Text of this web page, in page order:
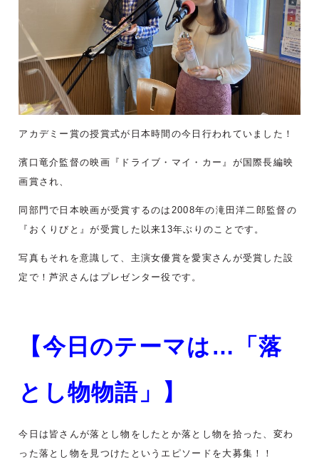
アカデミー賞の授賞式が日本時間の今日行われていました！
濱口竜介監督の映画『ドライブ・マイ・カー』が国際長編映
画賞され、
同部門で日本映画が受賞するのは2008年の滝田洋二郎監督の
『おくりびと』が受賞した以来13年ぶりのことです。
写真もそれを意識して、主演女優賞を愛実さんが受賞した設
定で！芦沢さんはプレゼンター役です。
【今日のテーマは…「落
とし物物語」】
今日は皆さんが落とし物をしたとか落とし物を拾った、変わ
った落とし物を見つけたというエピソードを大募集！！